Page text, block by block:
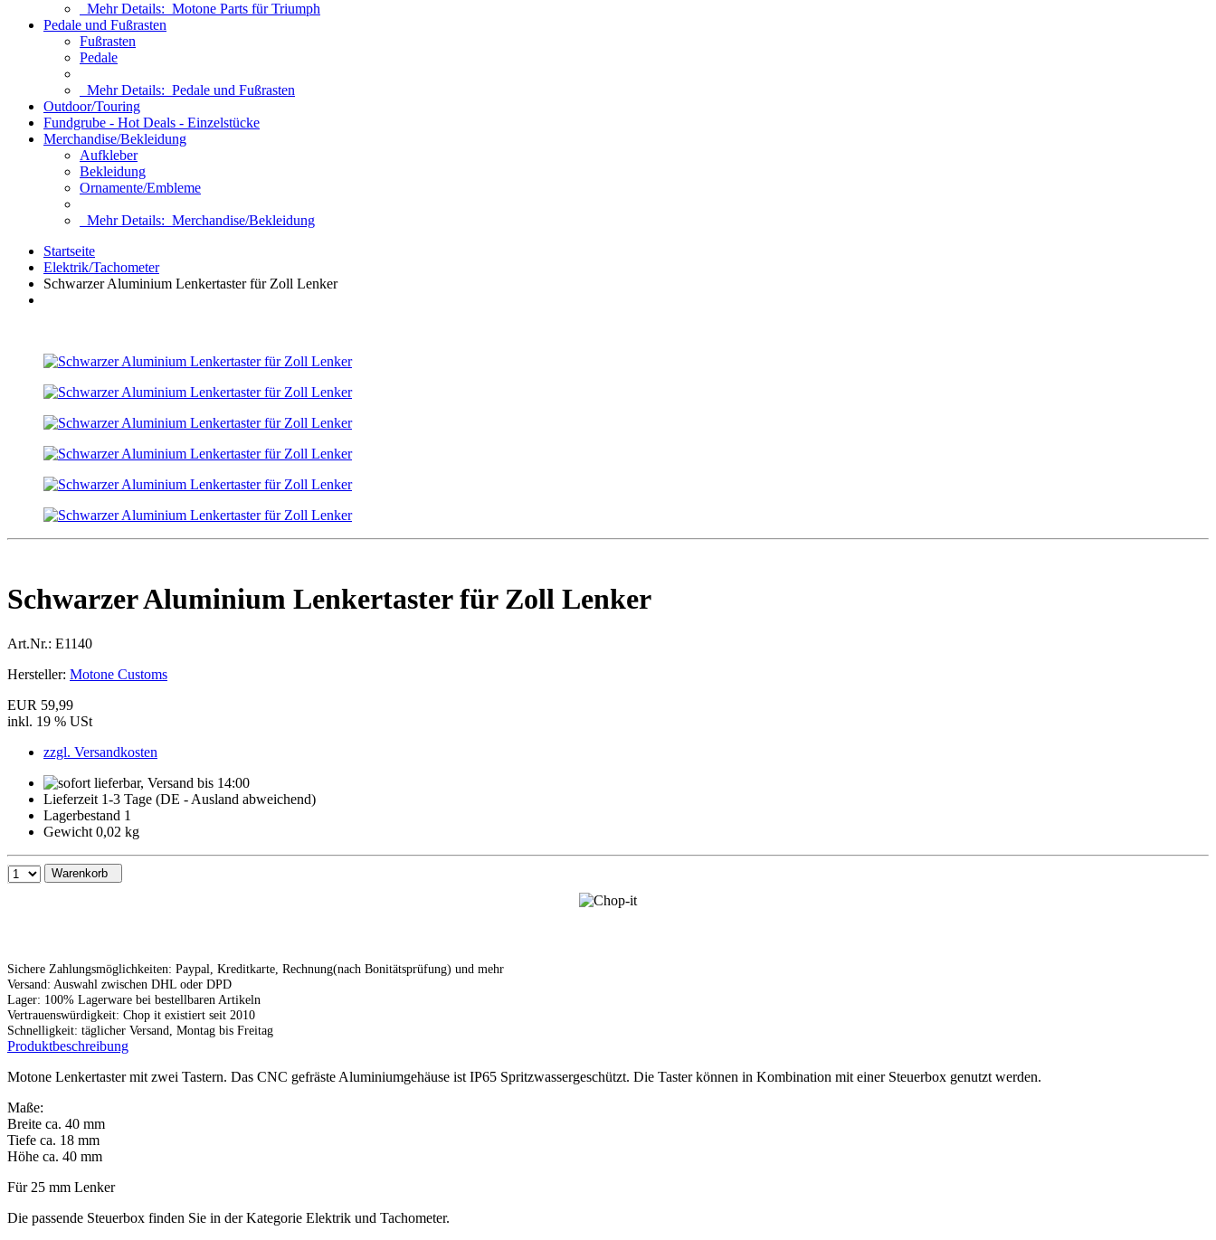
Mehr Details: Motone Parts für Triumph
Pedale und Fußrasten
Fußrasten
Pedale
Mehr Details: Pedale und Fußrasten
Outdoor/Touring
Fundgrube - Hot Deals - Einzelstücke
Merchandise/Bekleidung
Aufkleber
Bekleidung
Ornamente/Embleme
Mehr Details: Merchandise/Bekleidung
Startseite
Elektrik/Tachometer
Schwarzer Aluminium Lenkertaster für Zoll Lenker
Schwarzer Aluminium Lenkertaster für Zoll Lenker
Art.Nr.: E1140
Hersteller: Motone Customs
EUR 59,99
inkl. 19 % USt
zzgl. Versandkosten
Lieferzeit 1-3 Tage (DE - Ausland abweichend)
Lagerbestand 1
Gewicht 0,02 kg
Warenkorb
Sichere Zahlungsmöglichkeiten: Paypal, Kreditkarte, Rechnung(nach Bonitätsprüfung) und mehr
Versand: Auswahl zwischen DHL oder DPD
Lager: 100% Lagerware bei bestellbaren Artikeln
Vertrauenswürdigkeit: Chop it existiert seit 2010
Schnelligkeit: täglicher Versand, Montag bis Freitag
Produktbeschreibung
Motone Lenkertaster mit zwei Tastern. Das CNC gefräste Aluminiumgehäuse ist IP65 Spritzwassergeschützt. Die Taster können in Kombination mit einer Steuerbox genutzt werden.
Maße:
Breite ca. 40 mm
Tiefe ca. 18 mm
Höhe ca. 40 mm
Für 25 mm Lenker
Die passende Steuerbox finden Sie in der Kategorie Elektrik und Tachometer.